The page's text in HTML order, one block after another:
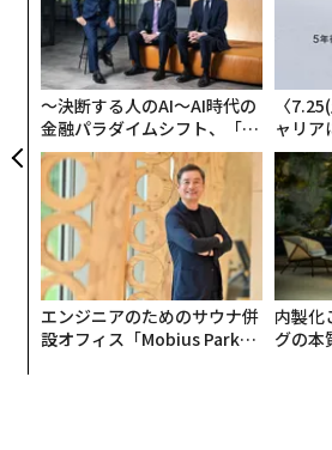
なお、北朝鮮では国家最高指導者
政治犯が最も重い罪とされる。そ
族が政治犯の収容所に入れられる
ら、1995年、ヨハンは母と幼い妹
連行されてしまう。
〜決断する人のAI〜AI時代の
金融パラダイムシフト、「超
個別化」の核心 【MUFG×ウ
ェルスナビ×PwC】
〈
ャリア
トップ
リアに
エンジニアのためのサウナ併
設オフィス「Mobius Park」
内製化
グの